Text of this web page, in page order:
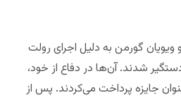
چامپ و ویویان گورمن به دلیل اجرای رولت
شدند. آن‌ها در دفاع از خود،
جایزه پرداخت می‌کردند. پس از